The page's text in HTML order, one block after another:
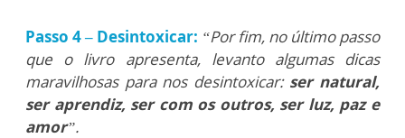
Passo 4 – Desintoxicar: “Por fim, no último passo
que o livro apresenta, levanto algumas dicas
maravilhosas para nos desintoxicar:ser natural,
ser aprendiz, ser com os outros, ser luz, paz e
amor”.